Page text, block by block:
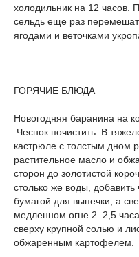
холодильник на 12 часов.
сельдь еще раз
ягодами и веточками
ГОРЯЧИЕ БЛЮДА
Новогодняя баранина на
Чеснок почистить. В
кастрюле с толстым дном
растительное масло и
сторон до золотистой
столько же воды,
бумагой для выпечки, а
медленном огне 2–2,5
сверху крупной солью и
обжаренным картофелем.